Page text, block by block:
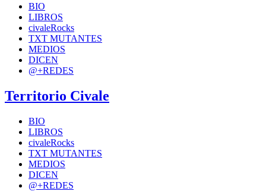
BIO
LIBROS
civaleRocks
TXT MUTANTES
MEDIOS
DICEN
@+REDES
Territorio Civale
BIO
LIBROS
civaleRocks
TXT MUTANTES
MEDIOS
DICEN
@+REDES